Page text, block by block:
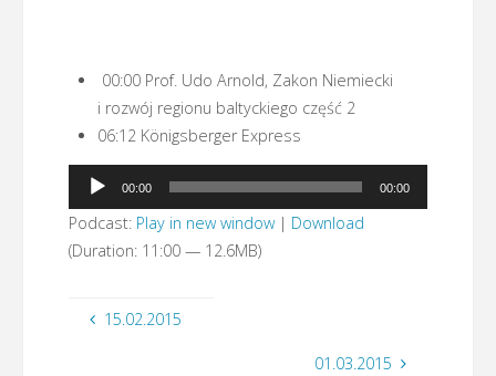
00:00 Prof. Udo Arnold, Zakon Niemiecki
i rozwój regionu baltyckiego część 2
06:12 Königsberger Express
Odtwarzacz
plików
dźwiękowych
00:00 00:00
Podcast: Play in new window| Download
(Duration: 11:00 — 12.6MB)
15.02.2015
01.03.2015